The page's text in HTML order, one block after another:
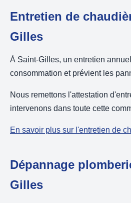
Entretien de
Gilles
À Saint-Gilles, un entretien
consommation et prévient les
Nous remettons l'attestation
intervenons dans toute cette
En savoir plus sur l'entretien de
Dépannage
Gilles